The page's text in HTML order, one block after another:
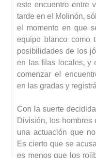
este encuentro entre
tarde en el Molinón,
el momento en que
equipo blanco como
posibilidades de los
en las filas locales, y
comenzar el
en las gradas y
Con la suerte
División, los hombres
una actuación que
Es cierto que se
es menos que los